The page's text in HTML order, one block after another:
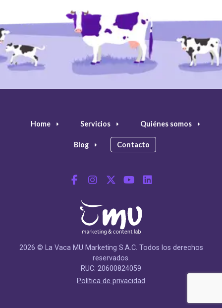
Home Servicios Quiénes somos
Blog Contacto
2026 © La Vaca MU Marketing S.A.C. Todos los derechos
reservados.
RUC: 20600824059
Política de privacidad